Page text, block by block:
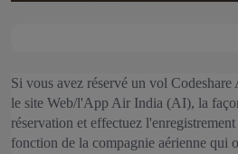
Si vous avez réservé un vol
le site Web/l'App Air India (AI), la
réservation et effectuez
fonction de la compagnie aérienne qui